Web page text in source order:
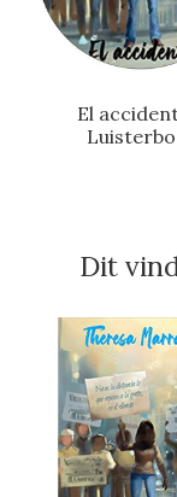
El
Dit
Items van